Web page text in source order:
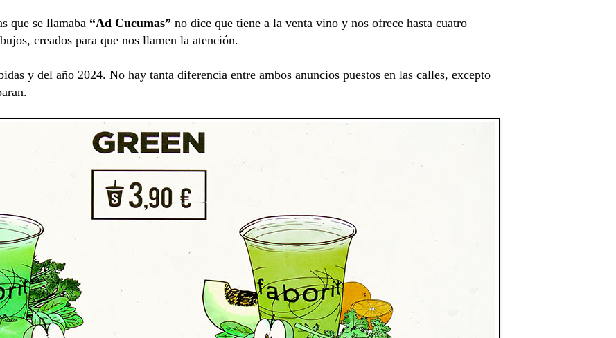
que se llamaba “Ad Cucumas”no dice que tiene a la venta vino y nos ofrece hasta cuatro
creados para que nos llamen la atención.
y del año 2024. No hay tanta diferencia entre ambos anuncios puestos en las calles, excepto